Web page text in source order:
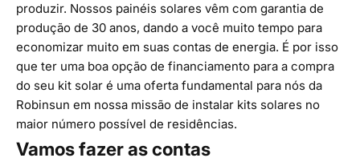
produzir. Nossos painéis solares vêm com garantia de
produção de 30 anos, dando a você muito tempo para
economizar muito em suas contas de energia. É por isso
que ter uma boa opção de financiamento para a compra
do seu kit solar é uma oferta fundamental para nós da
Robinsun em nossa missão de instalar kits solares no
maior número possível de residências.
Vamos fazer as contas